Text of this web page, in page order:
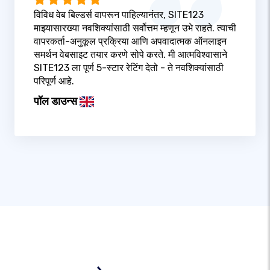
विविध वेब बिल्डर्स वापरून पाहिल्यानंतर, SITE123
माझ्यासारख्या नवशिक्यांसाठी सर्वोत्तम म्हणून उभे राहते. त्याची
वापरकर्ता-अनुकूल प्रक्रिया आणि अपवादात्मक ऑनलाइन
समर्थन वेबसाइट तयार करणे सोपे करते. मी आत्मविश्वासाने
SITE123 ला पूर्ण 5-स्टार रेटिंग देतो - ते नवशिक्यांसाठी
परिपूर्ण आहे.
पॉल डाउन्स